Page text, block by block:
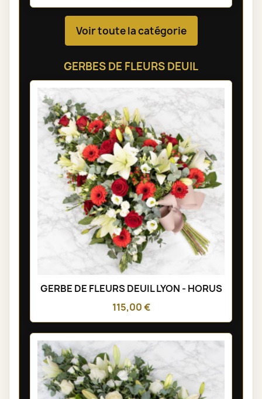
Voir toute la catégorie
GERBES DE FLEURS DEUIL
GERBE DE FLEURS DEUIL LYON - HORUS
115,00 €